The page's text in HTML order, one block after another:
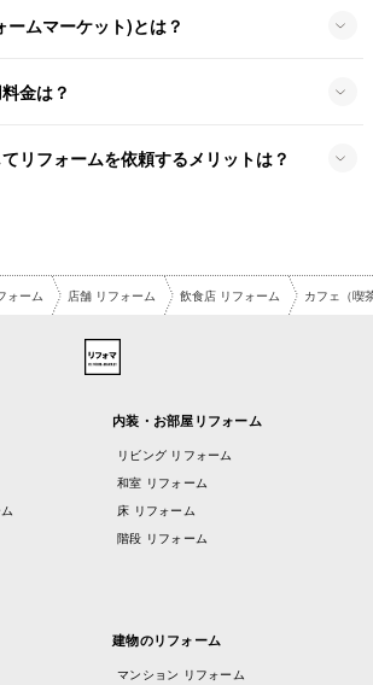
ームマーケット)とは？
金は？
リフォームを依頼するメリットは？
ォーム 店舗 リフォーム 飲食店 リフォーム カフェ（喫
内装・お部屋リフォーム
リビング リフォーム
和室 リフォーム
床 リフォーム
階段 リフォーム
建物のリフォーム
マンション リフォーム